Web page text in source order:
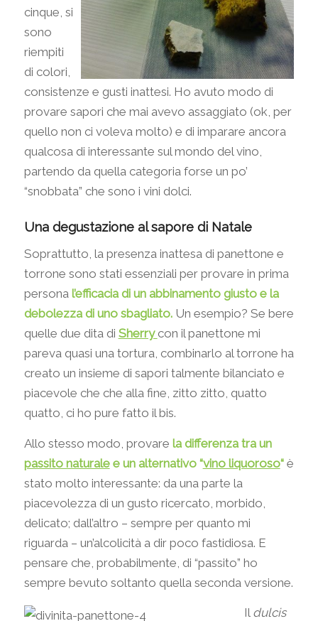
cinque, si
sono
riempiti
di colori,
consistenze e gusti inattesi. Ho avuto modo di
provare sapori che mai avevo assaggiato (ok, per
quello non ci voleva molto) e di imparare ancora
qualcosa di interessante sul mondo del vino,
partendo da quella categoria forse un po’
“snobbata” che sono i vini dolci.
Una degustazione al sapore di Natale
Soprattutto, la presenza inattesa di panettone e
torrone sono stati essenziali per provare in prima
persona l’efficacia di un abbinamento giusto e la
debolezza di uno sbagliato.Un esempio? Se bere
quelle due dita di Sherry con il panettone mi
pareva quasi una tortura, combinarlo al torrone ha
creato un insieme di sapori talmente bilanciato e
piacevole che che alla fine, zitto zitto, quatto
quatto, ci ho pure fatto il bis.
Allo stesso modo, provare la differenza tra un
passito naturalee un alternativo “vino liquoroso“è
stato molto interessante: da una parte la
piacevolezza di un gusto ricercato, morbido,
delicato; dall’altro – sempre per quanto mi
riguarda – un’alcolicità a dir poco fastidiosa. E
pensare che, probabilmente, di “passito” ho
sempre bevuto soltanto quella seconda versione.
Il dulcis